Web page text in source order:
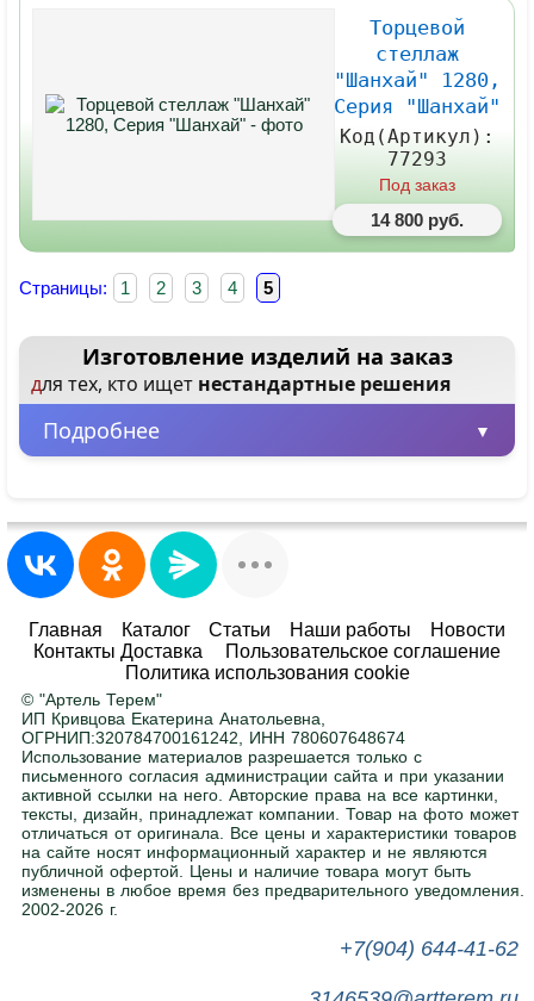
Торцевой
стеллаж
"Шанхай" 1280,
Серия "Шанхай"
Код(Артикул):
77293
Под заказ
14 800 руб.
Страницы: 1 2 3 4 5
Изготовление изделий на заказ
для тех, кто ищет нестандартные решения
Подробнее
Заказывайте от одного изделия, не
ограничиваясь большими объемами.
Любые размеры и цвета
Адаптируем любой товар под ваше
помещение. Ширина, высота, глубина — по
вашему заданию. Покраска в любой цвет RAL
Нужна помощь в подборе?
Напишите или позвоните нам, поможем с
выбором.
Главная Каталог Статьи Наши работы
Новости
Контакты Доставка
Пользовательское соглашение
Политика использования cookie
© "Артель Терем"
ИП Кривцова Екатерина Анатольевна,
ОГРНИП:320784700161242, ИНН 780607648674
Использование материалов разрешается только с
письменного согласия администрации сайта и при указании
активной ссылки на него. Авторские права на все картинки,
тексты, дизайн, принадлежат компании. Товар на фото может
отличаться от оригинала. Все цены и характеристики товаров
на сайте носят информационный характер и не являются
публичной офертой. Цены и наличие товара могут быть
изменены в любое время без предварительного уведомления.
2002-2026 г.
+7(904) 644-41-62